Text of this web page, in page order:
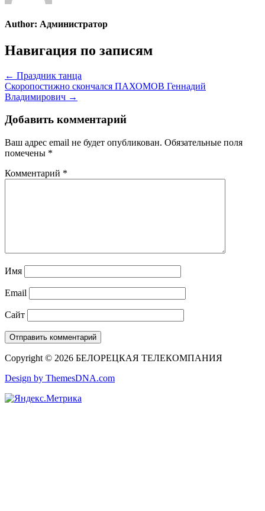
Author: Администратор
Навигация по записям
← Праздник танца
Скоропостижно скончался ПАХОМОВ Геннадий
Владимирович →
Добавить комментарий
Ваш адрес email не будет опубликован. Обязательные поля
помечены *
Комментарий *
Имя
Email
Сайт
Copyright © 2026 БЕЛОРЕЦКАЯ ТЕЛЕКОМПАНИЯ
Design by ThemesDNA.com